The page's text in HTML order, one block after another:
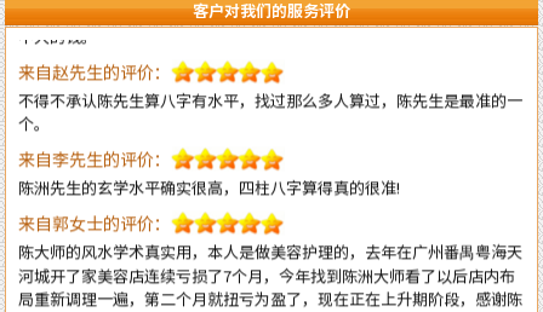
客户对我们的服务评价
来自赵先生的评价：
不得不承认陈先生算八字有水平，找过那么多人算过，陈先生是最准的一
个。
来自李先生的评价：
陈洲先生的玄学水平确实很高，四柱八字算得真的很准!
来自郭女士的评价：
陈大师的风水学术真实用，本人是做美容护理的，去年在广州番禺粤海天
河城开了家美容店连续亏损了7个月，今年找到陈洲大师看了以后店内布
局重新调理一遍，第二个月就扭亏为盈了，现在正在上升期阶段，感谢陈
大师的指导。
来自李女士的评价：